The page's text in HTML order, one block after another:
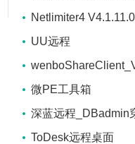
器码 防盗号 防御软件
Netlimiter4
控制软件
UU远程
享工具
微PE工具箱
深蓝远程_DBadmin
ToDesk远程桌面